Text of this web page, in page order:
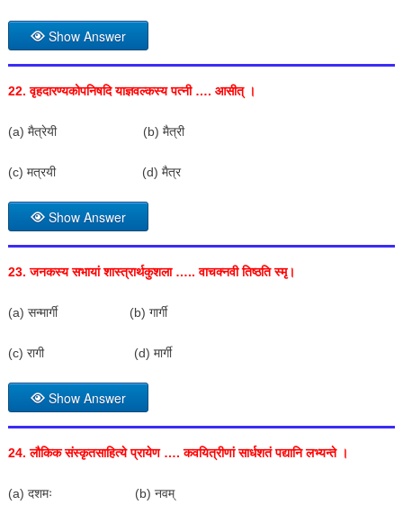
Show Answer
22.वृहदारण्यकोपनिषदि याज्ञवल्कस्य पत्नी …. आसीत् ।
(a) मैत्रेयी (b) मैत्री
(c) मत्रयी (d) मैत्र
Show Answer
23.जनकस्य सभायां शास्त्रार्थकुशला ….. वाचक्नवी तिष्ठति स्मृ।
(a) सन्मार्गी (b) गार्गी
(c) रागी (d) मार्गी
Show Answer
24.लौकिक संस्कृतसाहित्ये प्रायेण …. कवयित्रीणां सार्धशतं पद्यानि लभ्यन्ते ।
(a) दशमः (b) नवम्